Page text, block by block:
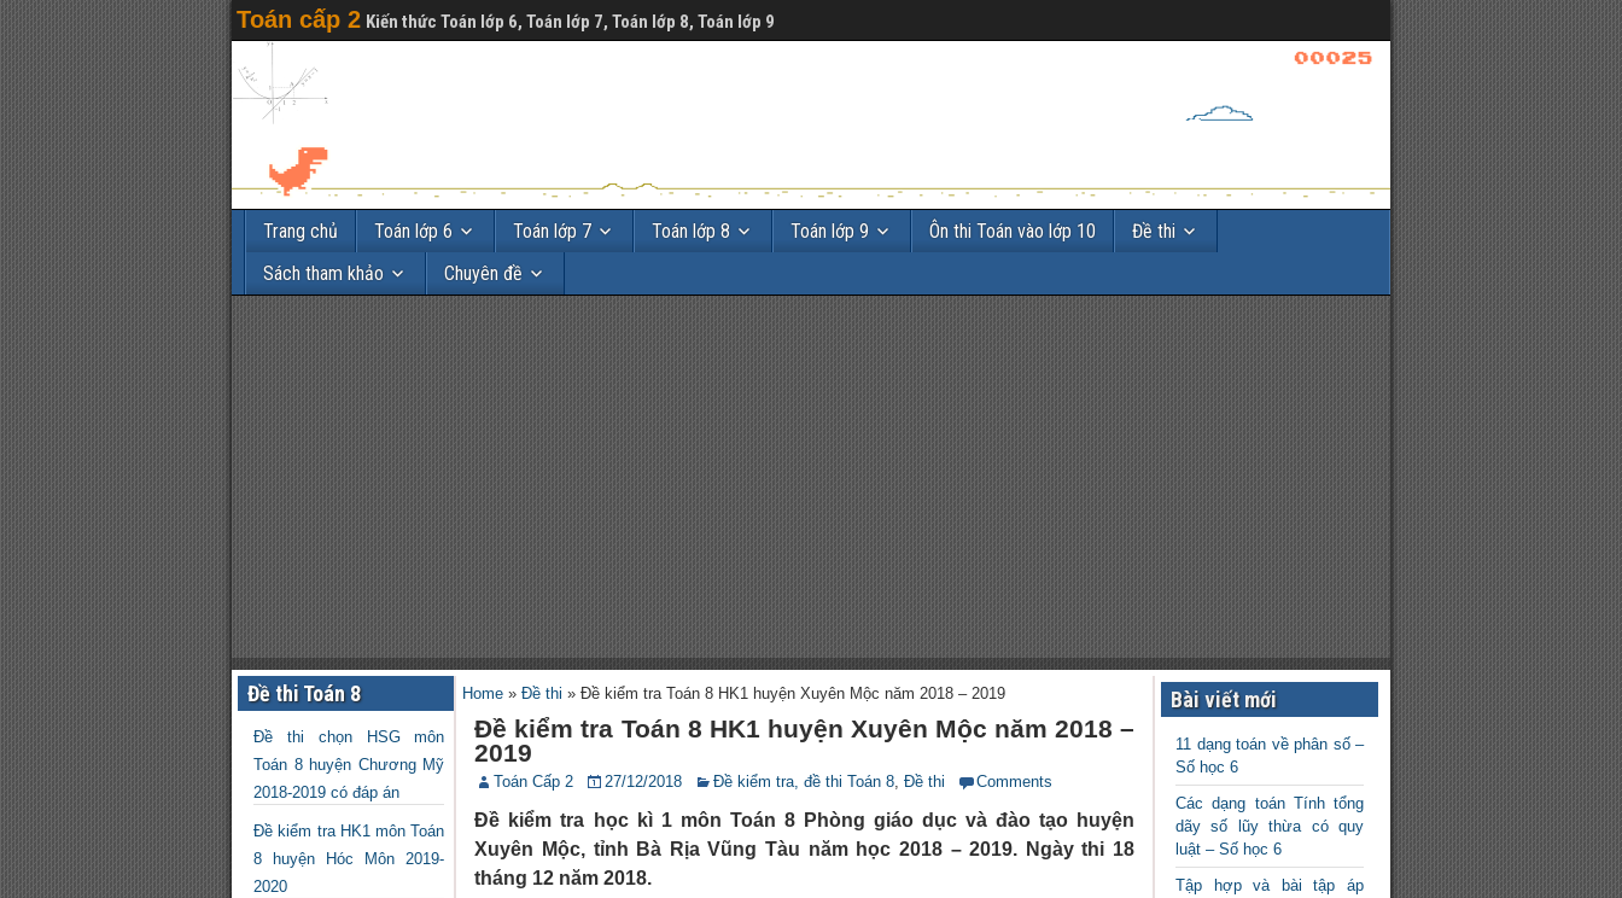
Toán cấp 2 Kiến thức Toán lớp 6, Toán lớp 7, Toán lớp 8, Toán lớp 9
Trang chủ Toán lớp 6 Toán lớp 7 Toán lớp 8 Toán lớp 9 Ôn thi Toán vào lớp 10
Đề thi
Sách tham khảo
Chuyên đề
Đề thi Toán 8
Đề thi chọn HSG môn
Toán 8 huyện Chương Mỹ
2018-2019 có đáp án
Đề kiểm tra HK1 môn Toán
8 huyện Hóc Môn 2019-
2020
Home »Đề thi »Đề kiểm tra Toán 8 HK1 huyện Xuyên Mộc năm 2018 – 2019
Đề kiểm tra Toán 8 HK1 huyện Xuyên Mộc năm 2018 –
2019
Toán Cấp 2 27/12/2018 Đề kiểm tra, đề thi Toán 8,Đề thi Comments
Đề kiểm tra học kì 1 môn Toán 8 Phòng giáo dục và đào tạo huyện
Xuyên Mộc, tỉnh Bà Rịa Vũng Tàu năm học 2018 – 2019. Ngày thi 18
tháng 12 năm 2018.
Bài viết mới
11 dạng toán về phân số –
Số học 6
Các dạng toán Tính tổng
dãy số lũy thừa có quy
luật – Số học 6
Tập hợp và bài tập áp